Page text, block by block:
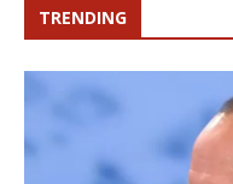
TRENDING